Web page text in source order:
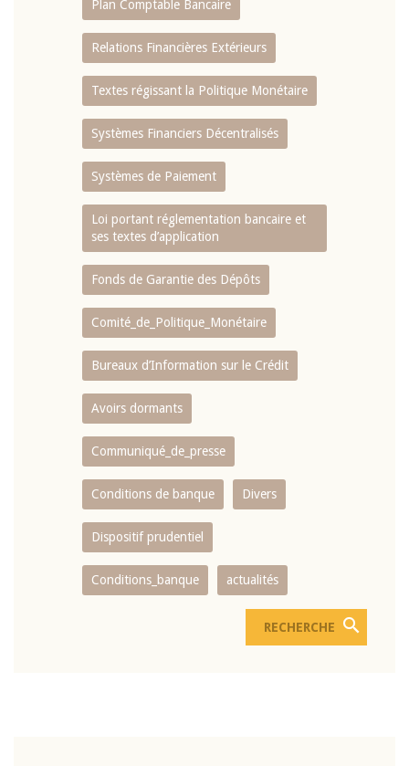
Plan Comptable Bancaire
Relations Financières Extérieurs
Textes régissant la Politique Monétaire
Systèmes Financiers Décentralisés
Systèmes de Paiement
Loi portant réglementation bancaire et
ses textes d’application
Fonds de Garantie des Dépôts
Comité_de_Politique_Monétaire
Bureaux d’Information sur le Crédit
Avoirs dormants
Communiqué_de_presse
Conditions de banque Divers
Dispositif prudentiel
Conditions_banque actualités